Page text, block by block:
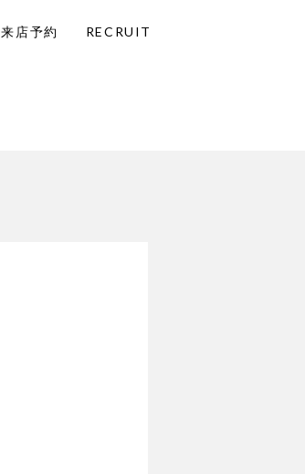
来店予約 RECRUIT